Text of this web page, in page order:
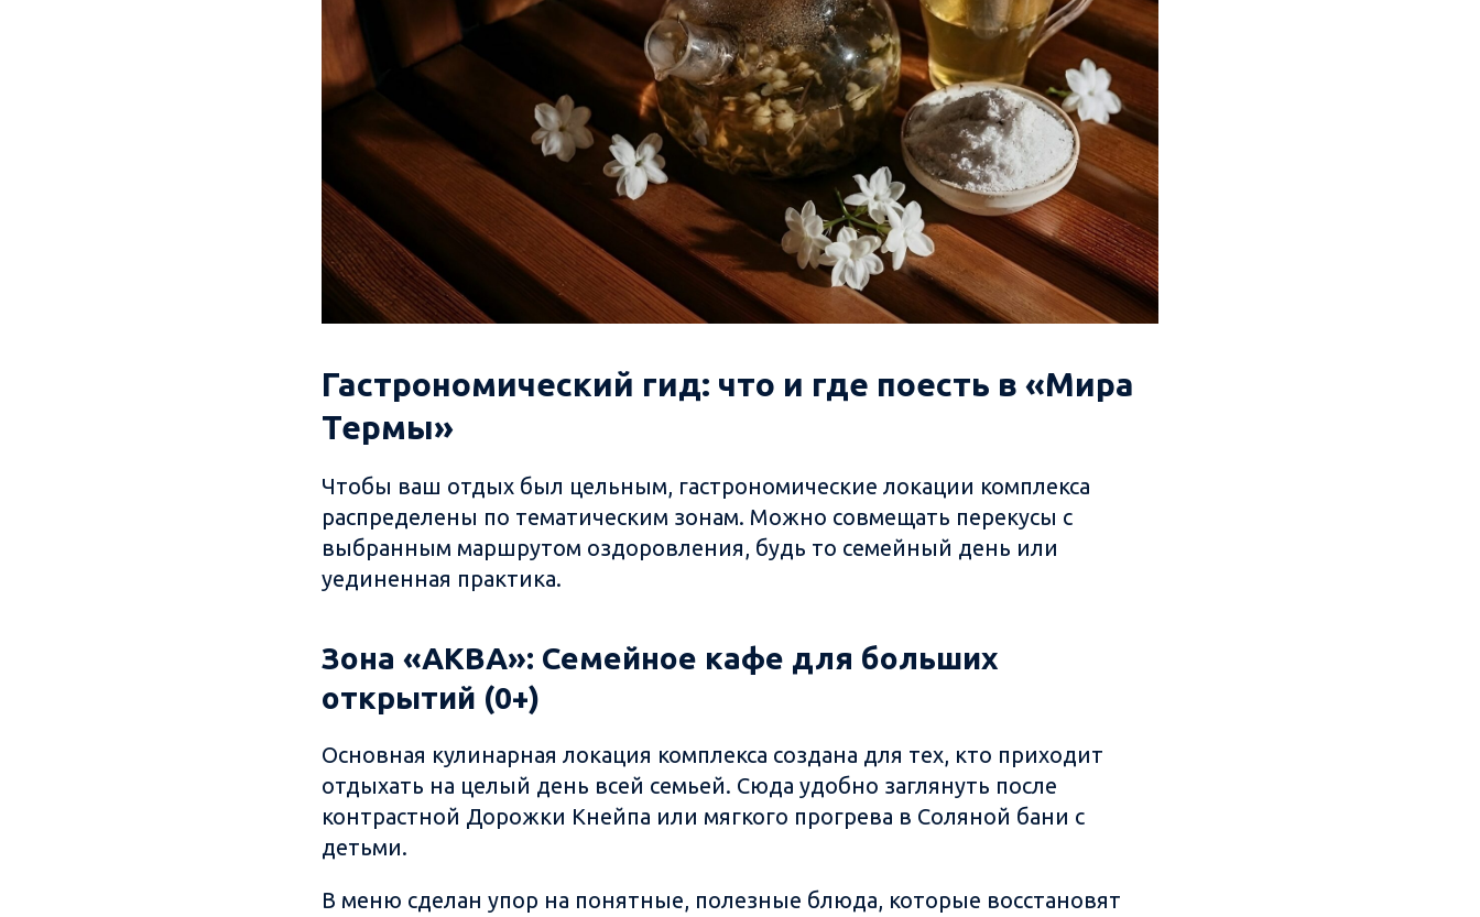
Гастрономический гид: что и где поесть в «Мира
Термы»
Чтобы ваш отдых был цельным, гастрономические локации комплекса
распределены по тематическим зонам. Можно совмещать перекусы с
выбранным маршрутом оздоровления, будь то семейный день или
уединенная практика.
Зона «АКВА»: Семейное кафе для больших
открытий (0+)
Основная кулинарная локация комплекса создана для тех, кто приходит
отдыхать на целый день всей семьей. Сюда удобно заглянуть после
контрастной Дорожки Кнейпа или мягкого прогрева в Соляной бани с
детьми.
В меню сделан упор на понятные, полезные блюда, которые восстановят